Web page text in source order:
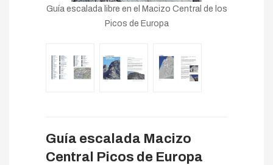
Guía escalada libre en el Macizo Central de los
Picos de Europa
Guía escalada Macizo
Central Picos de Europa